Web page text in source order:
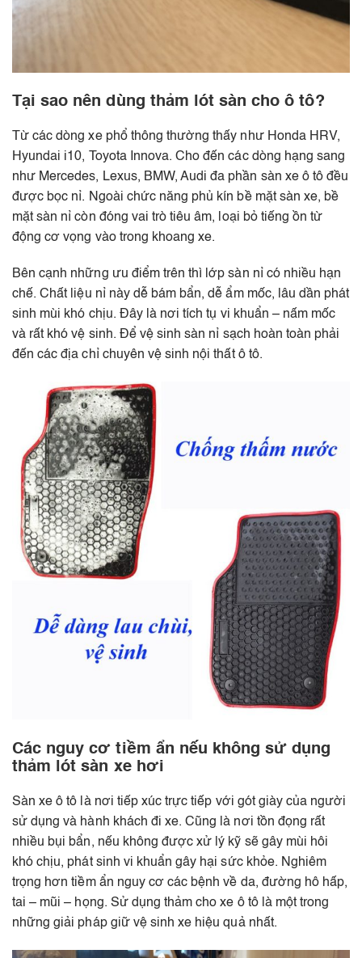
Tại sao nên dùng thảm lót sàn cho ô tô?
Từ các dòng xe phổ thông thường thấy như Honda HRV,
Hyundai i10, Toyota Innova. Cho đến các dòng hạng sang
như Mercedes, Lexus, BMW, Audi đa phần sàn xe ô tô đều
được bọc nỉ. Ngoài chức năng phủ kín bề mặt sàn xe, bề
mặt sàn nỉ còn đóng vai trò tiêu âm, loại bỏ tiếng ồn từ
động cơ vọng vào trong khoang xe.
Bên cạnh những ưu điểm trên thì lớp sàn nỉ có nhiều hạn
chế. Chất liệu nỉ này dễ bám bẩn, dễ ẩm mốc, lâu dần phát
sinh mùi khó chịu. Đây là nơi tích tụ vi khuẩn – nấm mốc
và rất khó vệ sinh. Để vệ sinh sàn nỉ sạch hoàn toàn phải
đến các địa chỉ chuyên vệ sinh nội thất ô tô.
Các nguy cơ tiềm ẩn nếu không sử dụng
thảm lót sàn xe hơi
Sàn xe ô tô là nơi tiếp xúc trực tiếp với gót giày của người
sử dụng và hành khách đi xe. Cũng là nơi tồn đọng rất
nhiều bụi bẩn, nếu không được xử lý kỹ sẽ gây mùi hôi
khó chịu, phát sinh vi khuẩn gây hại sức khỏe. Nghiêm
trọng hơn tiềm ẩn nguy cơ các bệnh về da, đường hô hấp,
tai – mũi – họng. Sử dụng thảm cho xe ô tô là một trong
những giải pháp giữ vệ sinh xe hiệu quả nhất.